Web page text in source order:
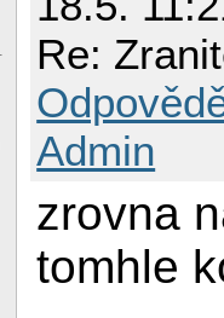
Re:
Admin
zrovna
tomhle